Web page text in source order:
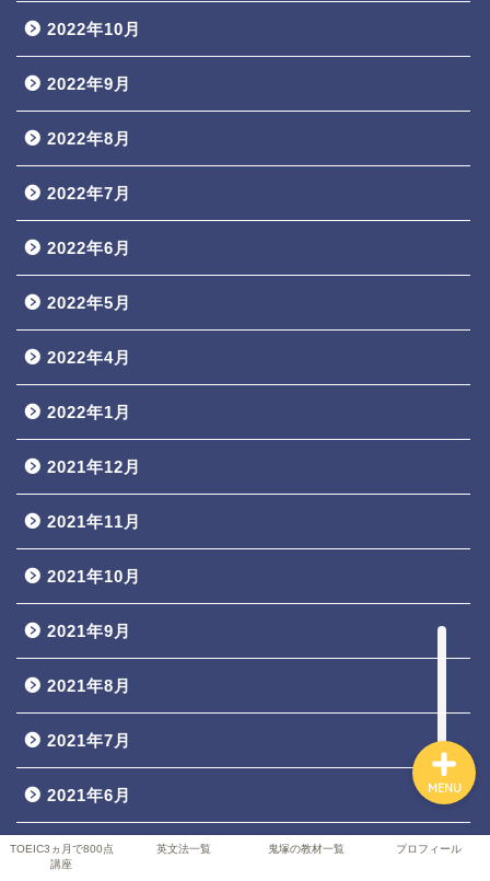
2022年10月
2022年9月
2022年8月
2022年7月
2022年6月
2022年5月
2022年4月
2022年1月
2021年12月
2021年11月
2021年10月
2021年9月
2021年8月
2021年7月
2021年6月
2021年5月
TOEIC3ヵ月で800点
講座
英文法一覧 鬼塚の教材一覧 プロフィール
MENU
鬼塚の教材一覧
プロフィール